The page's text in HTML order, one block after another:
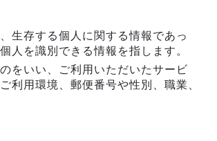
生存する個人に関する情報であっ
人を識別できる情報を指します。
をいい、ご利用いただいたサービ
利用環境、郵便番号や性別、職業、